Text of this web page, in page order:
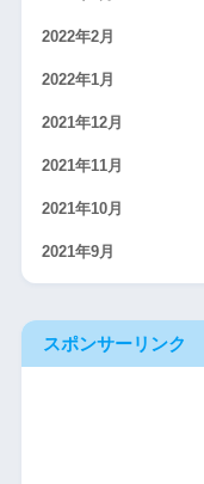
2022年2月
2022年1月
2021年12月
2021年11月
2021年10月
2021年9月
スポンサーリンク